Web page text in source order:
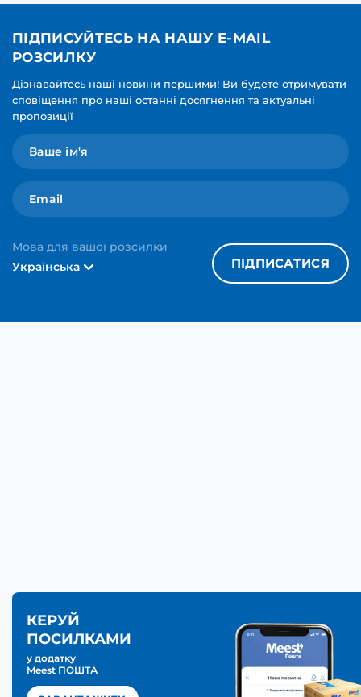
ПІДПИСУЙТЕСЬ НА НАШУ E-MAIL
РОЗСИЛКУ
Дізнавайтесь наші новини першими! Ви будете отримувати
сповіщення про наші останні досягнення та актуальні
пропозиції
Мова для вашої розсилки
Українська
ПІДПИСАТИСЯ
КЕРУЙ
ПОСИЛКАМИ
у додатку
Meest ПОШТА